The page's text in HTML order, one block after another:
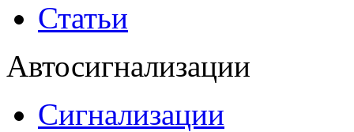
Статьи
Автосигнализации
Сигнализации